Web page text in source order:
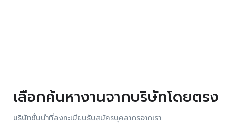
เลือกค้นหางานจากบริษัทโดยตรง
บริษัทชั้นนำที่ลงทะเบียนรับสมัครบุคลากรจากเรา